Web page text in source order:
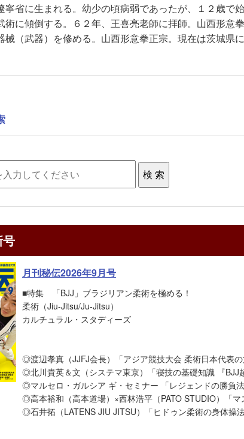
寧省に生まれる。幼少の頃病弱であったが、１２歳で
術に傾倒する。６２年、王喜亮老師に拝師。山西形意
械（武器）を修める。山西形意拳正宗。現在は茨城県
月刊秘伝2026年9月号
■特集 「BJJ」ブラジリアン柔術を極める！
柔術（Jiu-Jitsu/Ju-Jitsu）
カルチュラル・スタディーズ
◎渡辺孝真（JJFJ会長）「アジア競技大会 柔術日本代表の
◎北川貴英＆文（システマ東京）「寝技の基礎知識 『BJJ
◎マルセロ・ガルシア ギ・セミナー 「レジェンドの勝負法
◎高本裕和（高本道場）×西林浩平（PATO STUDIO）「マ
◎石井拓（LATENS JIU JITSU）「ヒドゥン柔術の身体